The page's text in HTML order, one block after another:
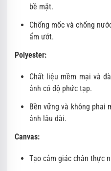
bề mặt.
Chống mốc và chống
ẩm ướt.
Polyester:
Chất liệu mềm mại và
ảnh có độ phức tạp.
Bền vững và không phai
ảnh lâu dài.
Canvas:
Tạo cảm giác chân thực